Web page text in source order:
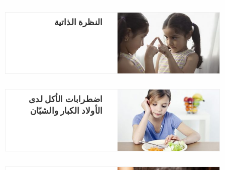
النظرة الذاتية
اضطرابات الأكل لدى
الأولاد الكبار والشبّان